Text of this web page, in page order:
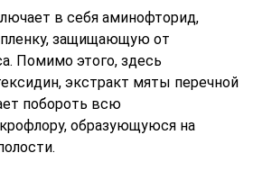
в себя аминофторид,
защищающую от
Помимо этого, здесь
экстракт мяты перечной
побороть всю
образующуюся на